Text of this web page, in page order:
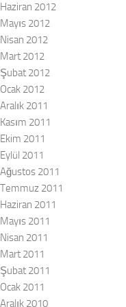
Haziran 2012
Mayıs 2012
Nisan 2012
Mart 2012
Şubat 2012
Ocak 2012
Aralık 2011
Kasım 2011
Ekim 2011
Eylül 2011
Ağustos 2011
Temmuz 2011
Haziran 2011
Mayıs 2011
Nisan 2011
Mart 2011
Şubat 2011
Ocak 2011
Aralık 2010